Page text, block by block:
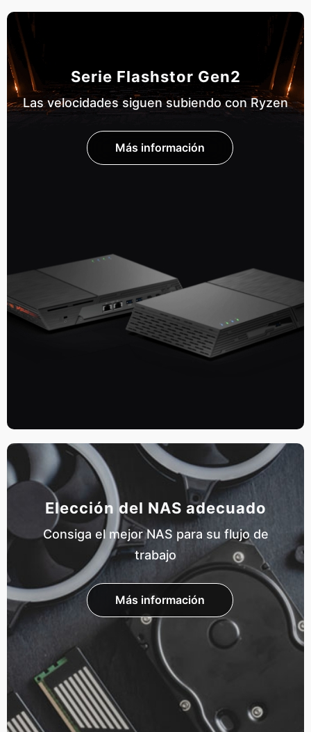
Serie Flashstor Gen2
Las velocidades siguen subiendo con Ryzen
Más información
Elección del NAS adecuado
Consiga el mejor NAS para su flujo de
trabajo
Más información